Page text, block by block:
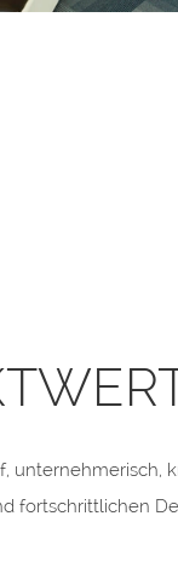
unternehmerisch,
fortschrittlichen